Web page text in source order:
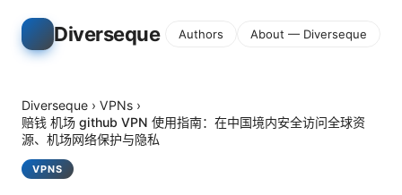
Diverseque Authors About — Diverseque
Diverseque › VPNs ›
赔钱 机场 github VPN 使用指南：在中国境内安全访问全球资
源、机场网络保护与隐私
VPNS